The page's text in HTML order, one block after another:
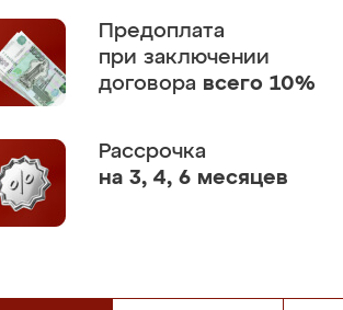
Предоплата
при заключении
договора всего 10%
Рассрочка
на 3, 4, 6 месяцев